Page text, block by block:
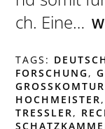
ch. Eine…
TAGS:
FORSCHUNG ,
GROSSKOMTUR
HOCHMEISTER ,
TRESSLER ,